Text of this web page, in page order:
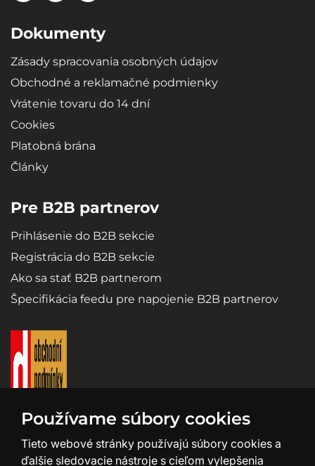
Dokumenty
Zásady spracovania osobných údajov
Obchodné a reklamačné podmienky
Vrátenie tovaru do 14 dní
Cookies
Platobná brána
Články
Pre B2B partnerov
Prihlásenie do B2B sekcie
Registrácia do B2B sekcie
Ako sa stať B2B partnerom
Špecifikácia feedu pre napojenie B2B partnerov
Používame súbory cookies
Tieto webové stránky používajú súbory cookies a
ďalšie sledovacie nástroje s cieľom vylepšenia